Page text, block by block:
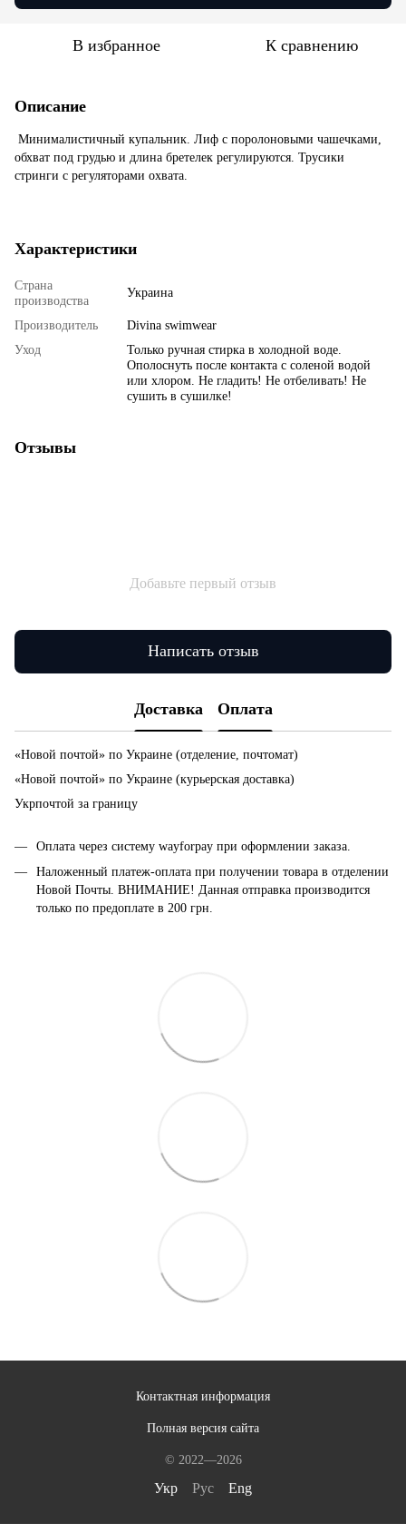
В избранное К сравнению
Описание
Минималистичный купальник. Лиф с поролоновыми чашечками,
обхват под грудью и длина бретелек регулируются. Трусики
стринги с регуляторами охвата.
Характеристики
Страна
производства
Украина
Производитель
Divina swimwear
Уход
Только ручная стирка в холодной воде.
Ополоснуть после контакта с соленой водой
или хлором. Не гладить! Не отбеливать! Не
сушить в сушилке!
Отзывы
Добавьте первый отзыв
Написать отзыв
Доставка Оплата
«Новой почтой» по Украине (отделение, почтомат)
«Новой почтой» по Украине (курьерская доставка)
Укрпочтой за границу
Оплата через систему wayforpay при оформлении заказа.
Наложенный платеж-оплата при получении товара в отделении
Новой Почты. ВНИМАНИЕ! Данная отправка производится
только по предоплате в 200 грн.
Контактная информация
Полная версия сайта
© 2022—2026
Укр Рус Eng